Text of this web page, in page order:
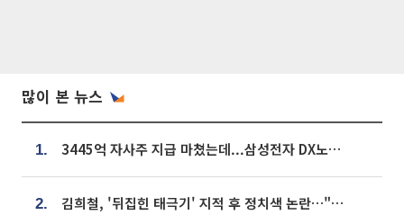
많이 본 뉴스
1. 3445억 자사주 지급 마쳤는데...삼성전자 DX노조, 뒤늦은 '떼쓰기 집회'
2. 김희철, '뒤집힌 태극기' 지적 후 정치색 논란…"좌우 떠나 우리나라 국기"